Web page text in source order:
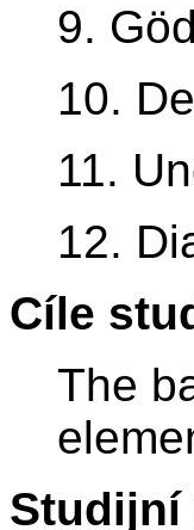
9.
10.
11.
12.
Cíle
The
Studijní